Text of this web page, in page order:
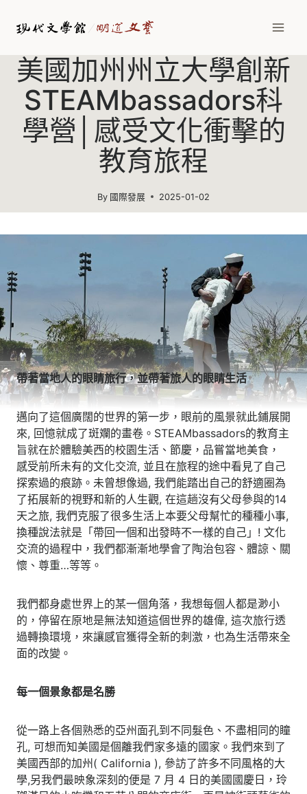
美國加州州立大學創新
STEAMbassadors科
學營│感受文化衝擊的
教育旅程
By 國際發展 2025-01-02
帶著當地人的眼睛旅行，並帶著旅人的眼睛生活
邁向了這個廣闊的世界的第一步，眼前的風景就此鋪展開
來, 回憶就成了斑斕的畫卷。STEAMbassadors的教育主
旨就在於體驗美西的校園生活、節慶，品嘗當地美食，
感受前所未有的文化交流, 並且在旅程的途中看見了自己
探索過的痕跡。未曾想像過, 我們能踏出自己的舒適圈為
了拓展新的視野和新的人生觀, 在這趟沒有父母參與的14
天之旅, 我們克服了很多生活上本要父母幫忙的種種小事,
換種說法就是「帶回一個和出發時不一樣的自己」! 文化
交流的過程中，我們都漸漸地學會了陶治包容、體諒、關
懷、尊重…等等。
我們都身處世界上的某一個角落，我想每個人都是渺小
的，停留在原地是無法知道這個世界的雄偉, 這次旅行透
過轉換環境，來讓感官獲得全新的刺激，也為生活帶來全
面的改變。
每一個景象都是名勝
從一路上各個熟悉的亞州面孔到不同髮色、不盡相同的瞳
孔, 可想而知美國是個離我們家多遠的國家。我們來到了
美國西部的加州( California ), 參訪了許多不同風格的大
學,另我們最映象深刻的便是 7 月 4 日的美國國慶日，玲